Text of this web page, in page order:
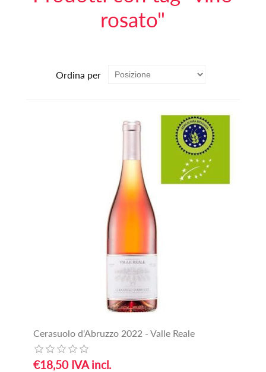
rosato"
Ordina per
Cerasuolo d'Abruzzo 2022 - Valle Reale
€18,50 IVA incl.